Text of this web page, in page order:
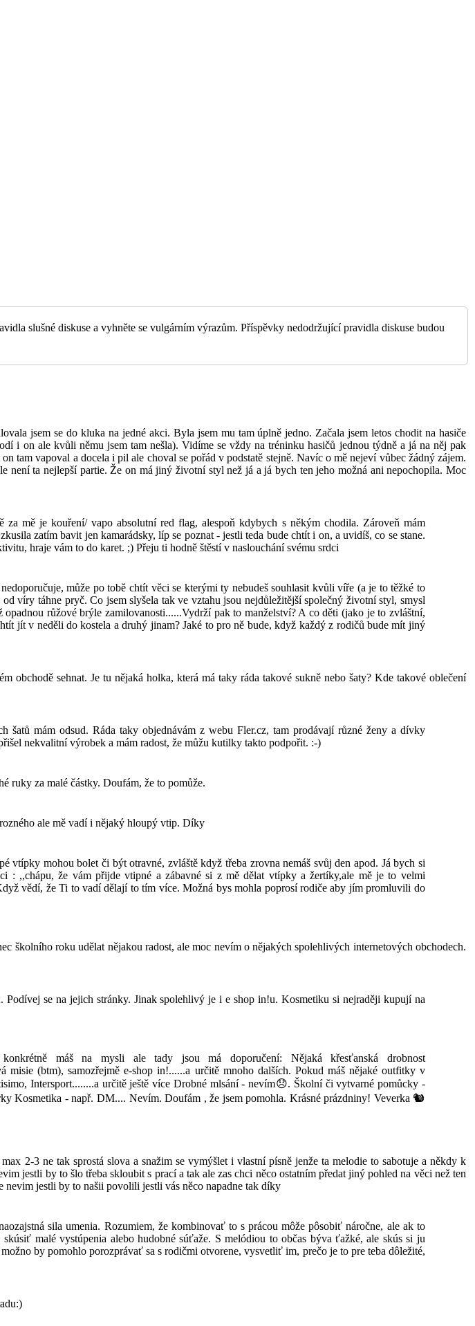
slušné diskuse a vyhněte se vulgárním výrazům. Příspěvky nedodržující pravidla diskuse budou
jsem se do kluka na jedné akci. Byla jsem mu tam úplně jedno. Začala jsem letos chodit na hasiče
i on ale kvůli němu jsem tam nešla). Vidíme se vždy na tréninku hasičů jednou týdně a já na něj pak
tam vapoval a docela i pil ale choval se pořád v podstatě stejně. Navíc o mě nejeví vůbec žádný zájem.
ta nejlepší partie. Že on má jiný životní styl než já a já bych ten jeho možná ani nepochopila. Moc
mě je kouření/ vapo absolutní red flag, alespoň kdybych s někým chodila. Zároveň mám
zatím bavit jen kamarádsky, líp se poznat - jestli teda bude chtít i on, a uvidíš, co se stane.
hraje vám to do karet. ;) Přeju ti hodně štěstí v naslouchání svému srdci
může po tobě chtít věci se kterými ty nebudeš souhlasit kvůli víře (a je to těžké to
víry táhne pryč. Co jsem slyšela tak ve vztahu jsou nejdůležitější společný životní styl, smysl
růžové brýle zamilovanosti......Vydrží pak to manželství? A co děti (jako je to zvláštní,
jít v neděli do kostela a druhý jinam? Jaké to pro ně bude, když každý z rodičů bude mít jiný
sehnat. Je tu nějaká holka, která má taky ráda takové sukně nebo šaty? Kde takové oblečení
šatů mám odsud. Ráda taky objednávám z webu Fler.cz, tam prodávají různé ženy a dívky
nekvalitní výrobek a mám radost, že můžu kutilky takto podpořit. :-)
ruky za malé částky. Doufám, že to pomůže.
ale mě vadí i nějaký hloupý vtip. Díky
mohou bolet či být otravné, zvláště když třeba zrovna nemáš svůj den apod. Já bych si
,,chápu, že vám přijde vtipné a zábavné si z mě dělat vtípky a žertíky,ale mě je to velmi
vědí, že Ti to vadí dělají to tím více. Možná bys mohla poprosí rodiče aby jím promluvili do
školního roku udělat nějakou radost, ale moc nevím o nějakých spolehlivých internetových obchodech.
se na jejich stránky. Jinak spolehlivý je i e shop in!u. Kosmetiku si nejraději kupují na
máš na mysli ale tady jsou má doporučení: Nějaká křesťanská drobnost
misie (btm), samozřejmě e-shop in!......a určitě mnoho dalších. Pokud máš nějaké outfitky v
Intersport........a určitě ještě více Drobné mlsání - nevím😞. Školní či vytvarné pomůcky -
Kosmetika - např. DM.... Nevím. Doufám , že jsem pomohla. Krásné prázdniny! Veverka 🐿️
2-3 ne tak sprostá slova a snažim se vymýšlet i vlastní písně jenže ta melodie to sabotuje a někdy k
jestli by to šlo třeba skloubit s prací a tak ale zas chci něco ostatním předat jiný pohled na věci než ten
nevim jestli by to našii povolili jestli vás něco napadne tak díky
sila umenia. Rozumiem, že kombinovať to s prácou môže pôsobiť náročne, ale ak to
malé vystúpenia alebo hudobné súťaže. S melódiou to občas býva ťažké, ale skús si ju
by pomohlo porozprávať sa s rodičmi otvorene, vysvetliť im, prečo je to pre teba dôležité,